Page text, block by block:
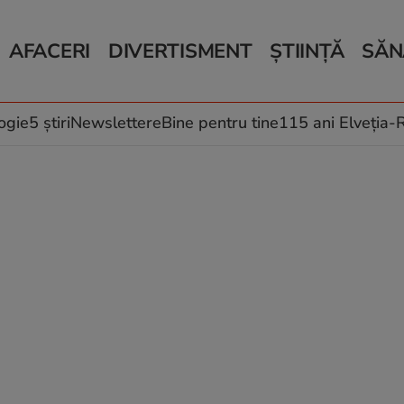
AFACERI
Auto
Locuri de muncă
DIVERTISMENT
Horoscop
Muzică și Filme
ȘTIINȚĂ
Schimbări Relații
5 știriNewslettereBine pentru tine115 ani Elveția-